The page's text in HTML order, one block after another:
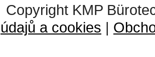
Copyright KMP
údajů a cookies |